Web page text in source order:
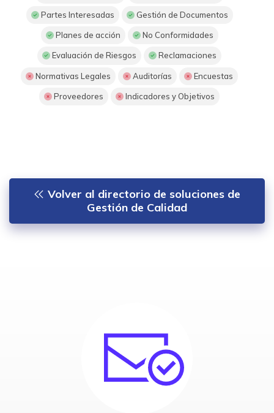
Partes Interesadas Gestión de Documentos
Planes de acción No Conformidades
Evaluación de Riesgos Reclamaciones
Normativas Legales Auditorías Encuestas
Proveedores Indicadores y Objetivos
Volver al directorio de soluciones de
Gestión de Calidad